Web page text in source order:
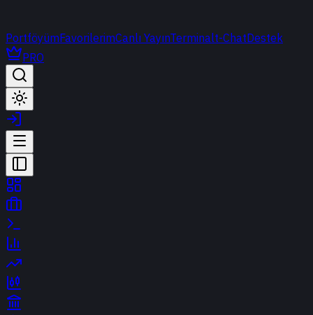
PortföyümFavorilerimCanlı YayınTerminalt-ChatDestek
PRO